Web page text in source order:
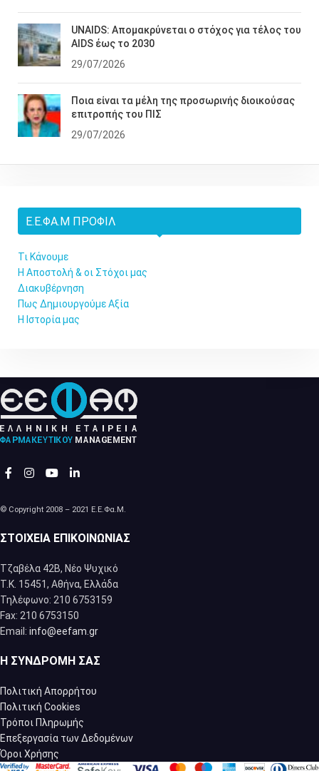
UNAIDS: Απομακρύνεται ο στόχος για τέλος του
AIDS έως το 2030
29/07/2026
Ποια είναι τα μέλη της προσωρινής διοικούσας
επιτροπής του ΠΙΣ
29/07/2026
Ε.Ε.ΦΑ.Μ ΠΡΟΦΊΛ
Τι Κάνουμε
Η Αποστολή & οι Στόχοι μας
Διακυβέρνηση
Πως Δημιουργούμε Αξία
Η Ιστορία μας
© Copyright 2008 – 2021 Ε.Ε.Φα.Μ.
ΣΤΟΙΧΕΊΑ ΕΠΙΚΟΙΝΩΝΊΑΣ
Τζαβέλα 42Β, Νέο Ψυχικό
Τ.Κ. 15451, Αθήνα, Eλλάδα
Τηλέφωνο: 210 6753159
Fax: 210 6753150
Email: info@eefam.gr
Η ΣΥΝΔΡΟΜΉ ΣΑΣ
Πολιτική Απορρήτου
Πολιτική Cookies
Τρόποι Πληρωμής
Επεξεργασία των Δεδομένων
Όροι Χρήσης